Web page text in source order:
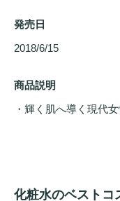
発売日
2018/6/15
商品説明
・輝く肌へ導く現代
化粧水のベストコ